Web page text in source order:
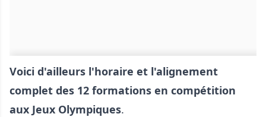
Voici d'ailleurs l'horaire et l'alignement
complet des 12 formations en compétition
aux Jeux Olympiques.